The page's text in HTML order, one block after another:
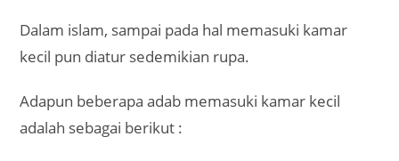
Dalam islam, sampai pada hal memasuki kamar
kecil pun diatur sedemikian rupa.
Adapun beberapa adab memasuki kamar kecil
adalah sebagai berikut :